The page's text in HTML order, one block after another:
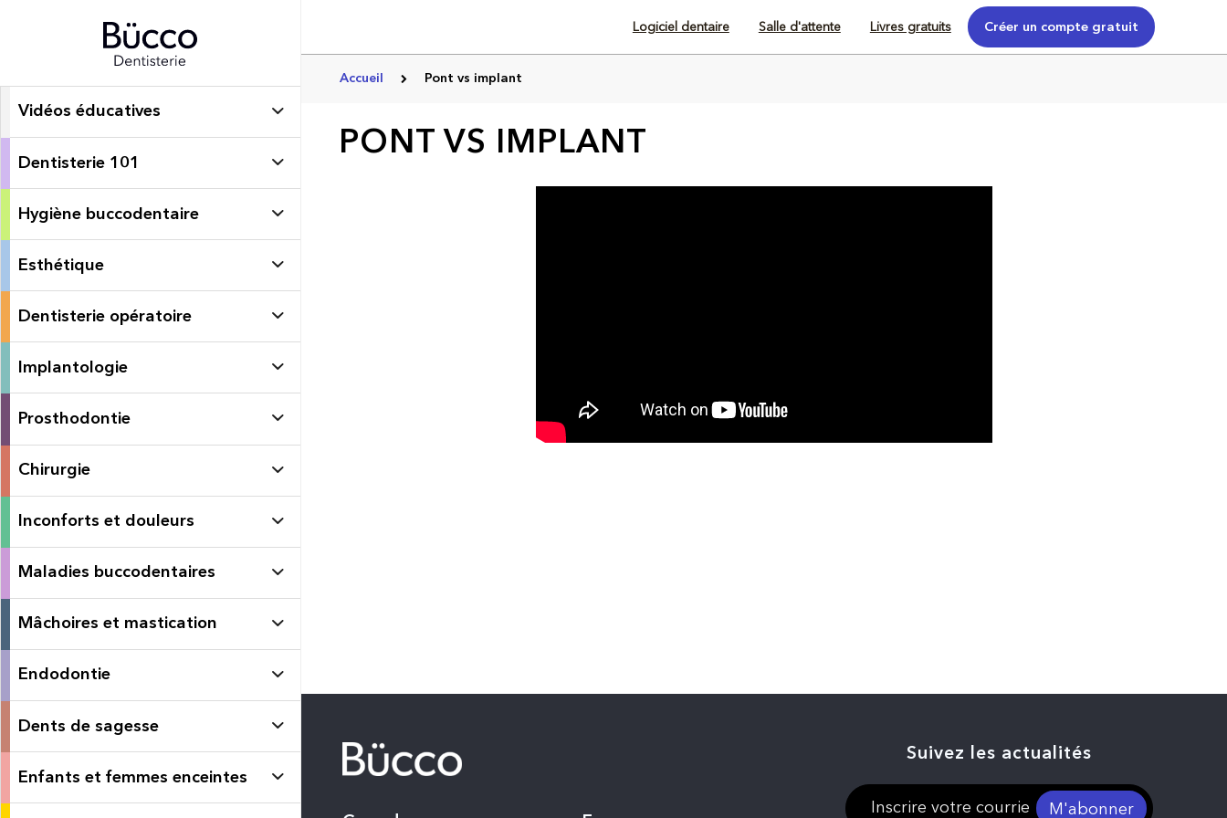
Logiciel dentaire Salle d'attente Livres gratuits Créer un compte gratuit
Vidéos éducatives
Dentisterie 101
Hygiène buccodentaire
Esthétique
Dentisterie opératoire
Implantologie
Prosthodontie
Chirurgie
Inconforts et douleurs
Maladies buccodentaires
Mâchoires et mastication
Endodontie
Dents de sagesse
Enfants et femmes enceintes
Accueil Pont vs implant
PONT VS IMPLANT
Suivez les actualités
M'abonner